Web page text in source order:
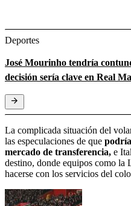
Deportes
José Mourinho tendría
decisión sería clave en Real
La complicada situación del
las especulaciones de que
mercado de transferencia, e
destino, donde equipos como la
hacerse con los servicios del